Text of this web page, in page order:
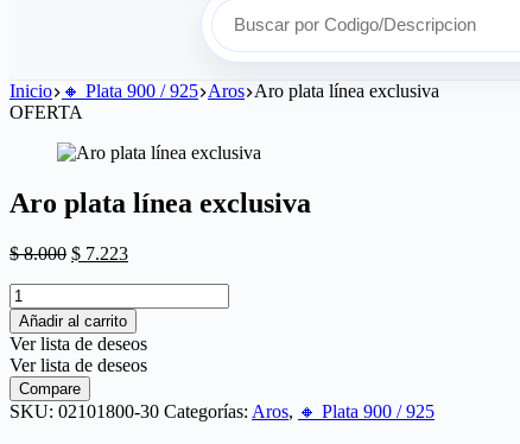
Buscar por Codigo/Descripcion
Inicio 🔸​ Plata 900 / 925 Aros Aro plata línea exclusiva
OFERTA
Aro plata línea exclusiva
$8.000 $ 7.223
Añadir al carrito
Ver lista de deseos
Ver lista de deseos
Compare
SKU: 02101800-30 Categorías: Aros, 🔸​ Plata 900 / 925